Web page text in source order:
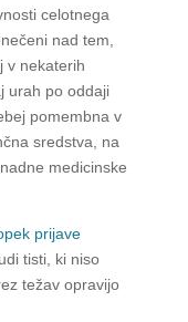
celotnega
nad tem,
v nekaterih
urah po oddaji
pomembna v
sredstva, na
medicinske
prijave
tisti, ki niso
težav opravijo